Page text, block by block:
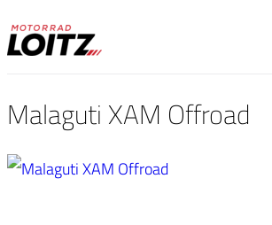
Malaguti XAM Offroad